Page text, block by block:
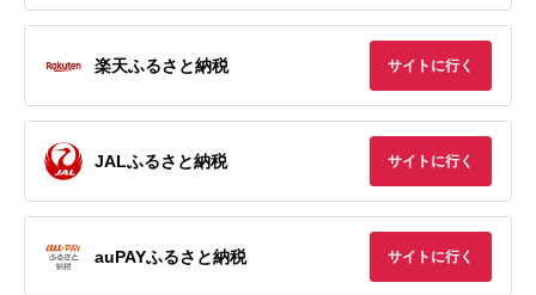
楽天ふるさと納税 サイトに行く
JALふるさと納税 サイトに行く
auPAYふるさと納税 サイトに行く